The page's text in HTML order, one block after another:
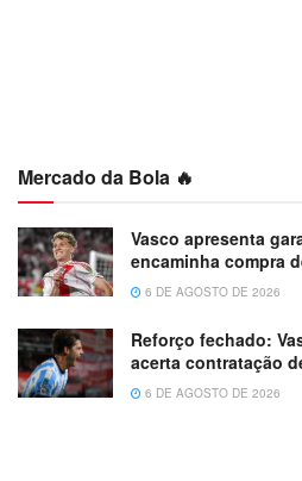
Mercado da Bola 🔥
Vasco apresenta
encaminha compra
6 DE AGOSTO DE 2026
Reforço fechado:
acerta contratação
6 DE AGOSTO DE 2026